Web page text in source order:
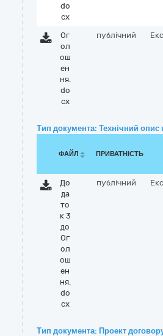
do
cx
Ог
ол
ош
ен
ня.
do
cx
публічний
Тип документа: Технічний опис
ФАЙЛ ПРИВАТНІСТЬ
До
да
то
к 3
до
Ог
ол
ош
ен
ня.
do
cx
публічний
Тип документа: Проект